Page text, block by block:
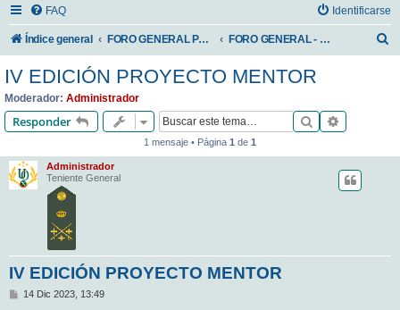
FAQ Identificarse
Índice general FORO GENERAL PARA TODOS LOS USUARIOS FORO GENERAL - ACADEMIAS DE FORMACIÓN
r
IV EDICIÓN PROYECTO MENTOR
Moderador: Administrador
Responder Buscar
1 mensaje • Página 1 de 1
Administrador
Teniente General
IV EDICIÓN PROYECTO MENTOR
M14 Dic 2023, 13:49